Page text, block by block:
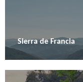
Sierra de Francia